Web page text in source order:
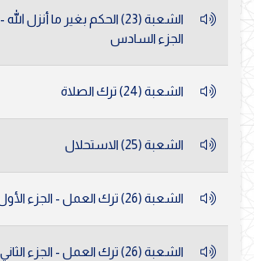
الشعبة (23) الحكم بغير ما أنزل الله -
الجزء السادس
الشعبة (24) ترك الصلاة
الشعبة (25) الاستحلال
الشعبة (26) ترك العمل - الجزء الأول
الشعبة (26) ترك العمل - الجزء الثاني